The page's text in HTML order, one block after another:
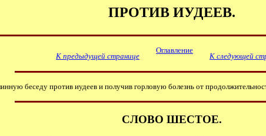
ПРОТИВ ИУДЕЕВ.
К предыдущей странице
Оглавление
К следующей
беседу против иудеев и получив горловую болезнь от
СЛОВО ШЕСТОЕ.